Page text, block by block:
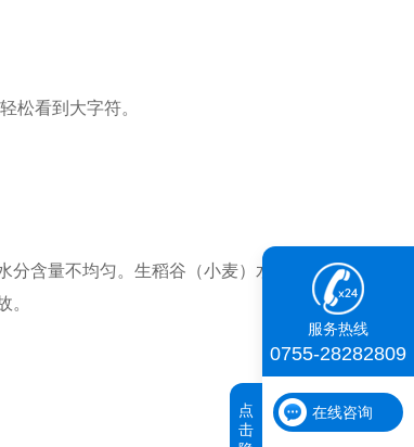
松看到大字符。
含量不均匀。生稻谷（小麦）水分含量较高，
。
服务热线
0755-28282809
在线咨询
点
击